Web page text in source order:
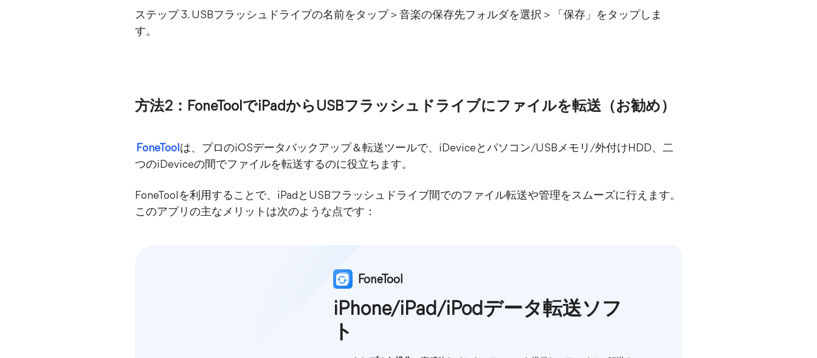
ステップ 3. USBフラッシュドライブの名前をタップ＞音楽の保存先フォルダを選択＞「保存」をタップしま
す。
方法2：FoneToolでiPadからUSBフラッシュドライブにファイルを転送（お勧め）
FoneTool は、プロのiOSデータバックアップ＆転送ツールで、iDeviceとパソコン/USBメモリ/外付けHDD、二
つのiDeviceの間でファイルを転送するのに役立ちます。
FoneToolを利用することで、iPadとUSBフラッシュドライブ間でのファイル転送や管理をスムーズに行えます。
このアプリの主なメリットは次のような点です：
FoneTool
iPhone/iPad/iPodデータ転送ソフ
ト